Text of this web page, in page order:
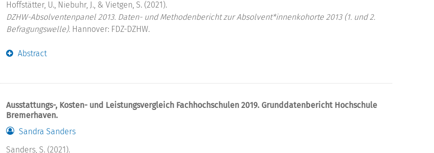
Hoffstätter, U., Niebuhr, J., & Vietgen, S. (2021).
DZHW-Absolventenpanel 2013. Daten- und Methodenbericht zur Absolvent*innenkohorte 2013 (1. und 2.
Befragungswelle). Hannover: FDZ-DZHW.
Abstract
Ausstattungs-, Kosten- und Leistungsvergleich Fachhochschulen 2019. Grunddatenbericht Hochschule
Bremerhaven.
Sandra Sanders
Sanders, S. (2021).